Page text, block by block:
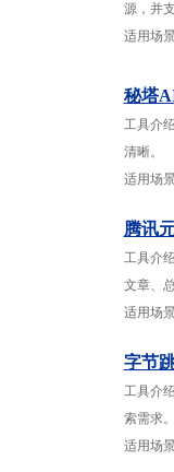
源，并
适用场
秘塔
工具介
清晰。
适用场
腾讯
工具介
文章、
适用场
字节
工具介
索需求。
适用场